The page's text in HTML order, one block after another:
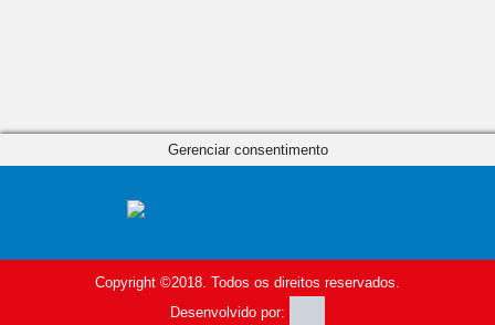
Copyright ©2018. Todos os direitos reservados.
Desenvolvido por:
Gerenciar consentimento